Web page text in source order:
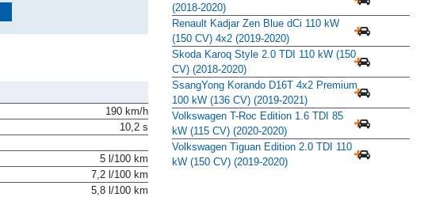
190 km/h
10,2 s
5 l/100 km
7,2 l/100 km
5,8 l/100 km
(2018-2020)
Renault Kadjar Zen Blue dCi 110 kW
(150 CV) 4x2 (2019-2020)
Skoda Karoq Style 2.0 TDI 110 kW (150
CV) (2018-2020)
SsangYong Korando D16T 4x2 Premium
100 kW (136 CV) (2019-2021)
Volkswagen T-Roc Edition 1.6 TDI 85
kW (115 CV) (2020-2020)
Volkswagen Tiguan Edition 2.0 TDI 110
kW (150 CV) (2019-2020)